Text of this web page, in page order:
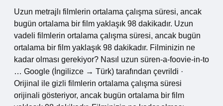
Uzun metrajlı filmlerin ortalama çalışma süresi, ancak
bugün ortalama bir film yaklaşık 98 dakikadır. Uzun
vadeli filmlerin ortalama çalışma süresi, ancak bugün
ortalama bir film yaklaşık 98 dakikadır. Filminizin ne
kadar olması gerekiyor? Nasıl uzun süren-a-foovie-in-to
… Google (İngilizce → Türk) tarafından çevrildi ·
Orijinal ile gizli filmlerin ortalama çalışma süresi
orijinali gösteriyor, ancak bugün ortalama bir film